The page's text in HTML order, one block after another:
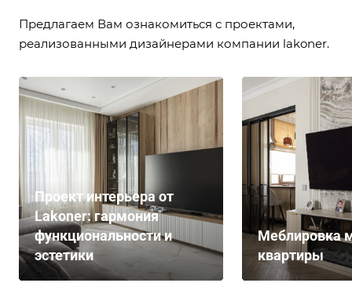
Предлагаем Вам ознакомиться с проектами,
реализованными дизайнерами компании lakoner.
Проект интерьера от
Lakoner: гармония
функциональности и
эстетики
Меблировка
квартиры